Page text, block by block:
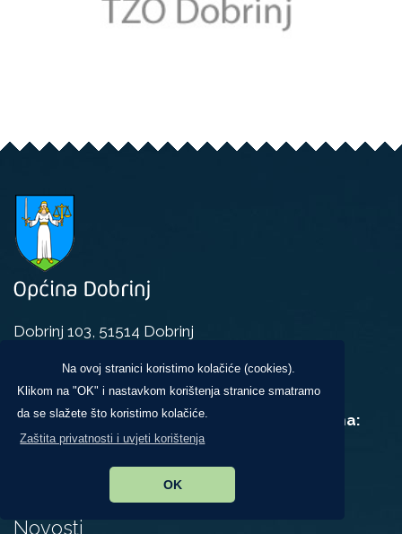
Na ovoj stranici koristimo kolačiće (cookies).
Klikom na "OK" i nastavkom korištenja stranice smatramo
da se slažete što koristimo kolačiće.
Zaštita privatnosti i uvjeti korištenja
OK
Dobrinj 103, 51514 Dobrinj
+385 (0)51 848 344
+385 (0)51/848-141
opcina@dobrinj.hr
Uredovno radno vrijeme za rad sa strankama:
ponedjeljak, srijeda i petak,
u vremenu od 9:00 do 14:00 sati
Novosti